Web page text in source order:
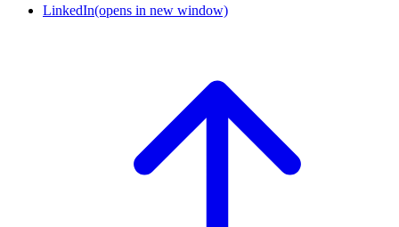
LinkedIn(opens in new window)